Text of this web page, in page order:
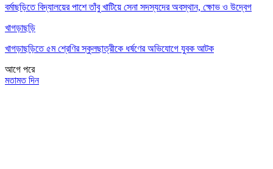
বর্মাছড়িতে বিদ্যালয়ের পাশে তাঁবু খাটিয়ে সেনা সদস্যদের অবস্থান, ক্ষোভ ও উদ্বেগ
খাগড়াছড়ি
খাগড়াছড়িতে ৫ম শ্রেণির স্কুলছাত্রীকে ধর্ষণের অভিযোগে যুবক আটক
আগে পরে
মতামত দিন